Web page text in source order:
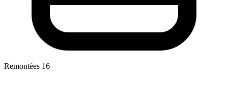
Remontées 16